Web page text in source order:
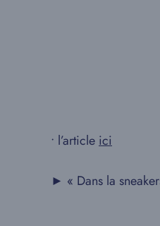
• l’article ici
► « Dans la